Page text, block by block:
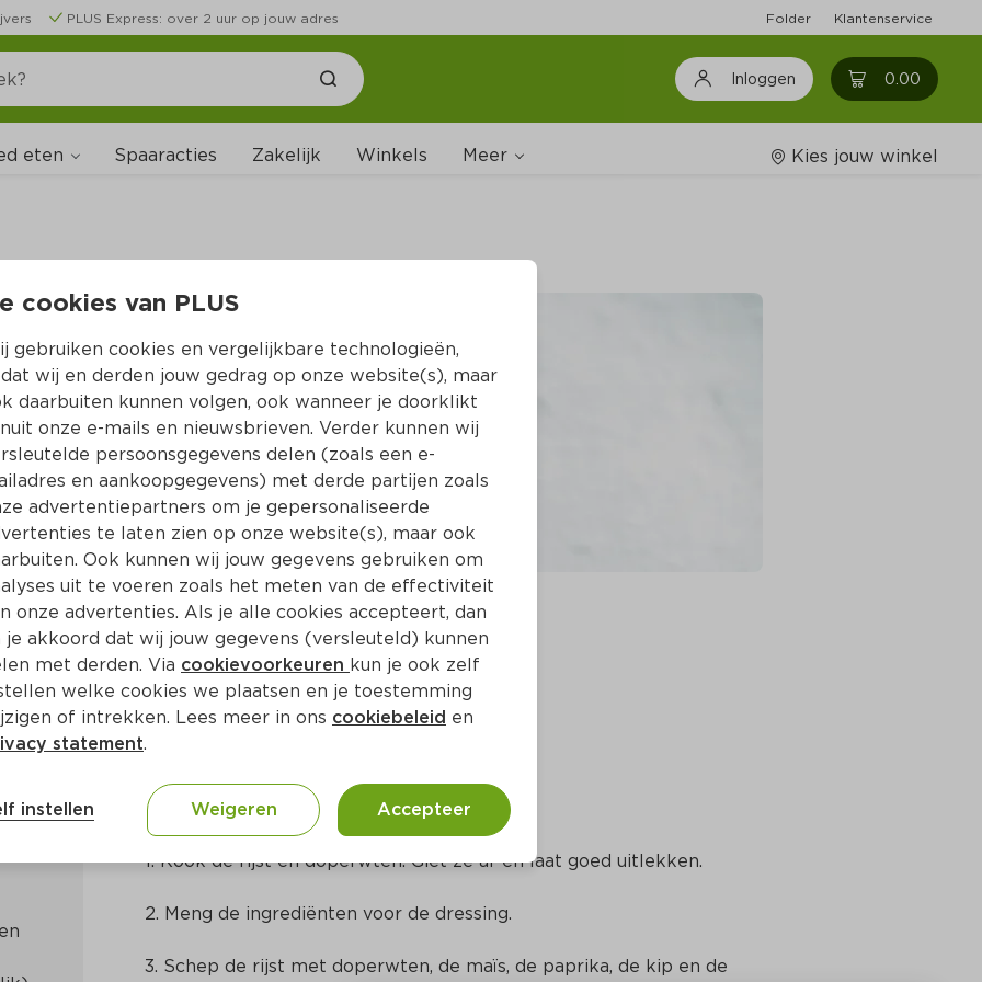
PLUS Express: over 2 uur op jouw adres Folder Klantenservice
Inloggen 0.00 0
eten Spaaracties Zakelijk Winkels Meer Kies jouw winkel
gerookte kipfilet
30 Min Nederlands
Bereidingswijze
1. Kook de rijst en doperwten. Giet ze af en laat goed uitlekken.
2. Meng de ingrediënten voor de dressing.
3. Schep de rijst met doperwten, de maïs, de paprika, de kip en de
cookies van PLUS
gebruiken cookies en vergelijkbare technologieën,
wij en derden jouw gedrag op onze website(s), maar
daarbuiten kunnen volgen, ook wanneer je doorklikt
onze e-mails en nieuwsbrieven. Verder kunnen wij
persoonsgegevens delen (zoals een e-
en aankoopgegevens) met derde partijen zoals
advertentiepartners om je gepersonaliseerde
te laten zien op onze website(s), maar ook
Ook kunnen wij jouw gegevens gebruiken om
uit te voeren zoals het meten van de effectiviteit
onze advertenties. Als je alle cookies accepteert, dan
je akkoord dat wij jouw gegevens (versleuteld) kunnen
met derden. Via cookievoorkeuren kun je ook zelf
welke cookies we plaatsen en je toestemming
of intrekken. Lees meer in ons cookiebeleid en
statement.
instellen Weigeren Accepteer